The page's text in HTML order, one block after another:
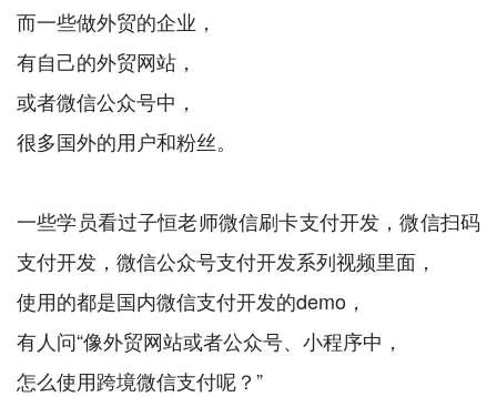
而一些做外贸的企业，
有自己的外贸网站，
或者微信公众号中，
很多国外的用户和粉丝。
一些学员看过子恒老师微信刷卡支付开发，微信扫码
支付开发，微信公众号支付开发系列视频里面，
使用的都是国内微信支付开发的demo，
有人问“像外贸网站或者公众号、小程序中，
怎么使用跨境微信支付呢？”